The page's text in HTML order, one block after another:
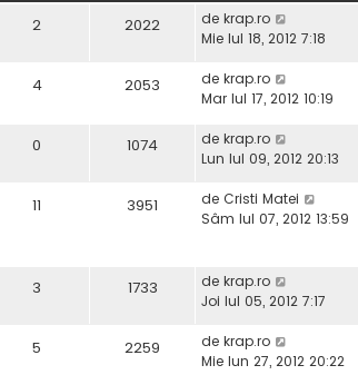
2 2022 de krap.ro
Mie Iul 18, 2012 7:18
4 2053 de krap.ro
Mar Iul 17, 2012 10:19
0 1074 de krap.ro
Lun Iul 09, 2012 20:13
11 3951 de Cristi Matei
Sâm Iul 07, 2012 13:59
3 1733 de krap.ro
Joi Iul 05, 2012 7:17
5 2259 de krap.ro
Mie Iun 27, 2012 20:22